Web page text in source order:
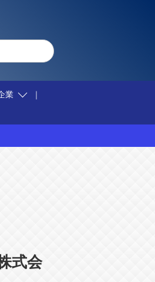
業
式会